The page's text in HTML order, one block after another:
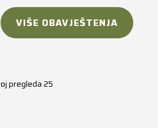
VIŠE OBAVJEŠTENJA
pregleda 25